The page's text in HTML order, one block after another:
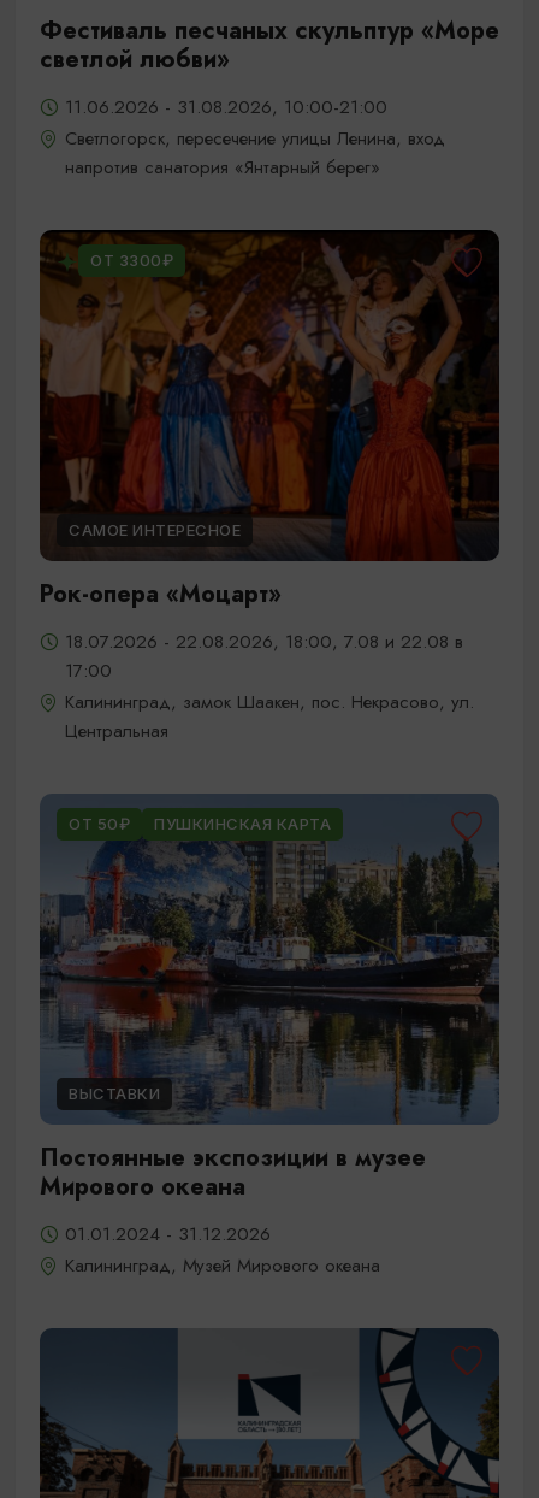
Фестиваль песчаных скульптур «Море
светлой любви»
11.06.2026 - 31.08.2026, 10:00-21:00
Светлогорск, пересечение улицы Ленина, вход
напротив санатория «Янтарный берег»
ОТ 3300₽
САМОЕ ИНТЕРЕСНОЕ
Рок-опера «Моцарт»
18.07.2026 - 22.08.2026, 18:00, 7.08 и 22.08 в
17:00
Калининград, замок Шаакен, пос. Некрасово, ул.
Центральная
ОТ 50₽ ПУШКИНСКАЯ КАРТА
ВЫСТАВКИ
Постоянные экспозиции в музее
Мирового океана
01.01.2024 - 31.12.2026
Калининград, Музей Мирового океана